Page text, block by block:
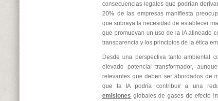
consecuencias legales que podrían
20% de las empresas manifiesta
que subraya la necesidad de establecer
que promuevan un uso de la IA alineado
transparencia y los principios de la ética
Desde una perspectiva tanto ambiental
elevado potencial transformador,
relevantes que deben ser abordados de
que la IA podría contribuir a una
emisiones globales de gases de efecto